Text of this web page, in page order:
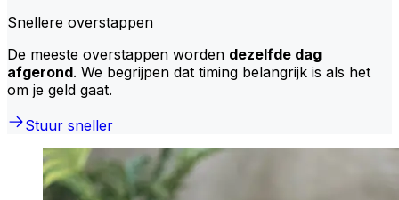
Snellere overstappen
De meeste overstappen worden dezelfde dag
afgerond. We begrijpen dat timing belangrijk is als het
om je geld gaat.
Stuur sneller